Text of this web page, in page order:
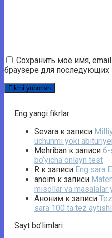
Сохранить моё имя,
браузере для
Eng yangi fikrlar
Sevara к записи
uchunmi yoki
Mehriban к записи 6-
bo‘yicha onlayn test
R к записи Eng sara
anoim к записи
misollar va masalalar
Аноним к записи
sara 100 ta tez
Sayt bo’limlari